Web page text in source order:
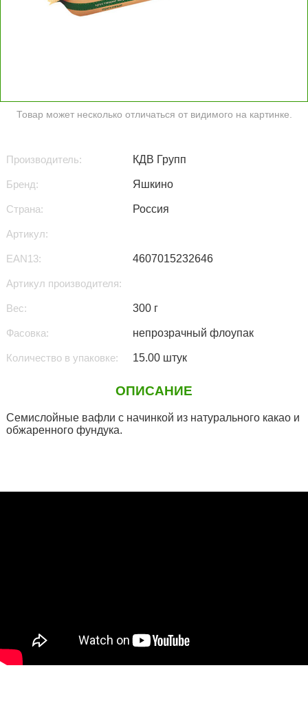
Товар может несколько отличаться от видимого на картинке.
Производитель: КДВ Групп
Бренд: Яшкино
Страна: Россия
Артикул:
EAN13: 4607015232646
Артикул производителя:
Вес: 300 г
Фасовка: непрозрачный флоупак
Количество в упаковке: 15.00 штук
ОПИСАНИЕ
Семислойные вафли с начинкой из натурального какао и
обжаренного фундука.